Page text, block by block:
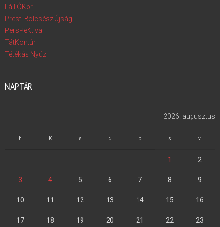
LáTÓKör
Presti Bölcsész Újság
PersPeKtíva
TátKontúr
Tétékás Nyúz
NAPTÁR
2026. augusztus
h K s c p s v
1 2
3 4 5 6 7 8 9
10 11 12 13 14 15 16
17 18 19 20 21 22 23